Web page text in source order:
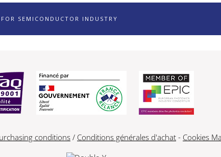
SEMICONDUCTOR INDUSTRY
conditions / Conditions générales d'achat - Cookies